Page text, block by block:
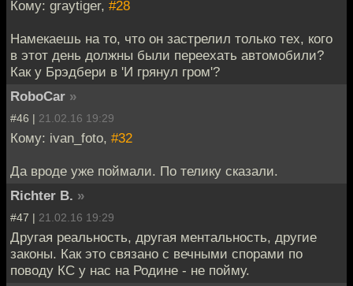
Кому: graytiger, #28
Намекаешь на то, что он застрелил только тех, кого
в этот день должны были переехать автомобили?
Как у Брэдбери в 'И грянул гром'?
RoboCar »
#46 | 21.02.16 19:29
Кому: ivan_foto, #32
Да вроде уже поймали. По телику сказали.
Richter B. »
#47 | 21.02.16 19:29
Другая реальность, другая ментальность, другие
законы. Как это связано с вечными спорами по
поводу КС у нас на Родине - не пойму.